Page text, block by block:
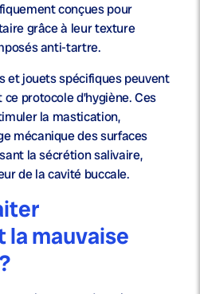
conçues pour
grâce à leur texture
anti-tartre.
et jouets spécifiques peuvent
protocole d’hygiène. Ces
la mastication,
mécanique des surfaces
la sécrétion salivaire,
de la cavité buccale.
mauvaise